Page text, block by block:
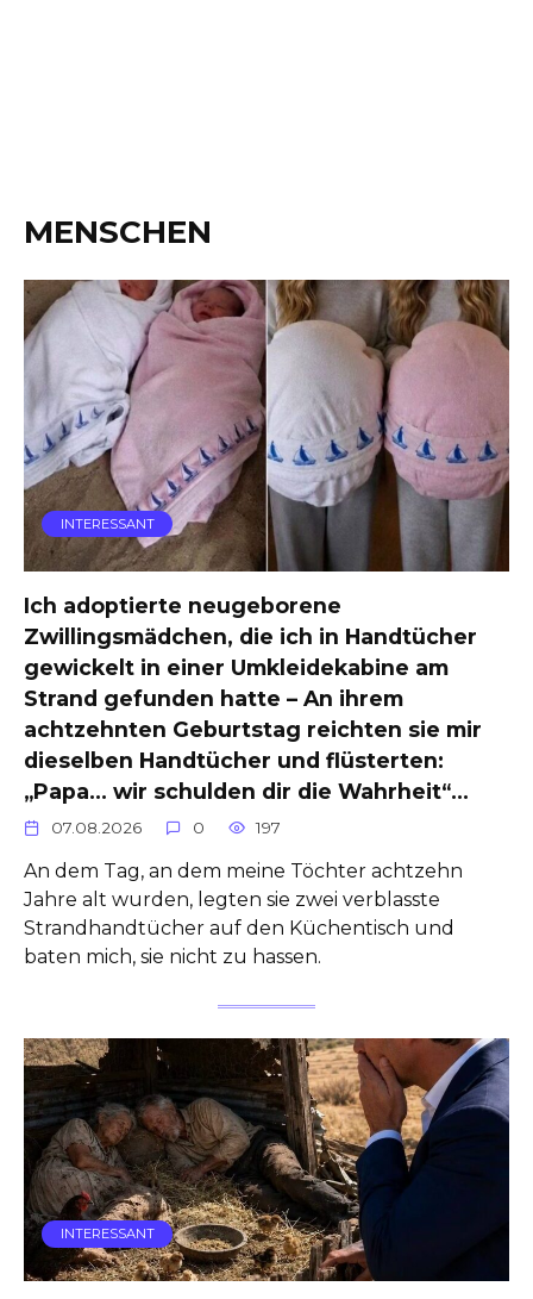
MENSCHEN
INTERESSANT
Ich adoptierte neugeborene
Zwillingsmädchen, die ich in Handtücher
gewickelt in einer Umkleidekabine am
Strand gefunden hatte – An ihrem
achtzehnten Geburtstag reichten sie mir
dieselben Handtücher und flüsterten:
„Papa… wir schulden dir die Wahrheit“…
07.08.2026 0 197
An dem Tag, an dem meine Töchter achtzehn
Jahre alt wurden, legten sie zwei verblasste
Strandhandtücher auf den Küchentisch und
baten mich, sie nicht zu hassen.
INTERESSANT